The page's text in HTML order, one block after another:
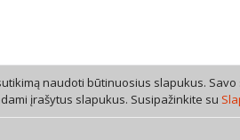
naudoti būtinuosius slapukus.
įrašytus slapukus. Susipažinkite su